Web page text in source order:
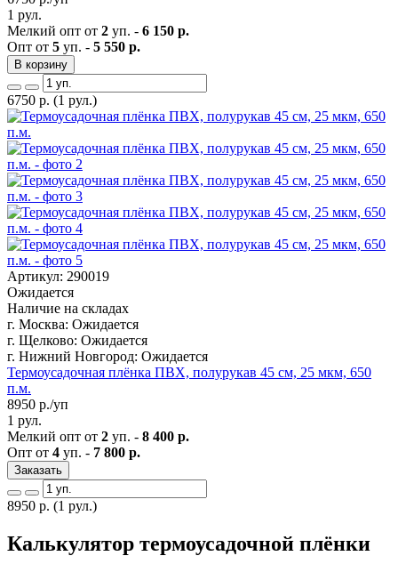
1 рул.
Мелкий опт от 2 уп. - 6 150 р.
Опт от 5 уп. - 5 550 р.
В корзину
6750 р. (1 рул.)
Артикул: 290019
Ожидается
Наличие на складах
г. Москва: Ожидается
г. Щелково: Ожидается
г. Нижний Новгород: Ожидается
Термоусадочная плёнка ПВХ, полурукав 45 см, 25 мкм, 650
п.м.
8950 р./уп
1 рул.
Мелкий опт от 2 уп. - 8 400 р.
Опт от 4 уп. - 7 800 р.
Заказать
8950 р. (1 рул.)
Калькулятор термоусадочной плёнки